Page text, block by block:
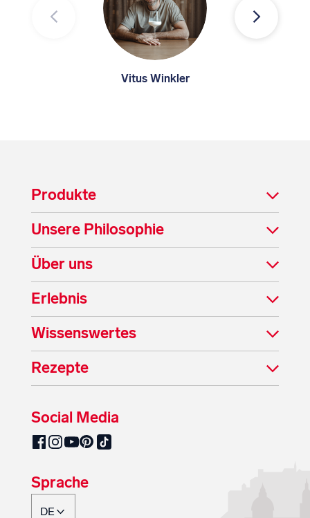
Vitus Winkler
Produkte
Unsere Philosophie
Über uns
Erlebnis
Wissenswertes
Rezepte
Social Media
SalzburgMilch auf Facebook
SalzburgMilch auf Instagram
SalzburgMilch auf YouTube
SalzburgMilch auf Pinterest
SalzburgMilch auf TikTok
Sprache